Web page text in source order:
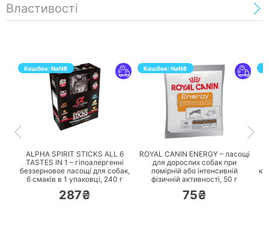
Властивості
Кешбек:NaN₴
ПЕРЕЙТИ
ALPHA SPIRIT STICKS ALL 6
TASTES IN 1 – гіпоалергенні
беззерновое ласощі для собак,
6 смаків в 1 упаковці, 240 г
287₴
Кешбек:NaN₴
ПЕРЕЙТИ
ROYAL CANIN ENERGY – ласощі
для дорослих собак при
помірній або інтенсивній
фізичній активності, 50 г
75₴